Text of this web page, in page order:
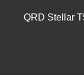
QRD Stellar